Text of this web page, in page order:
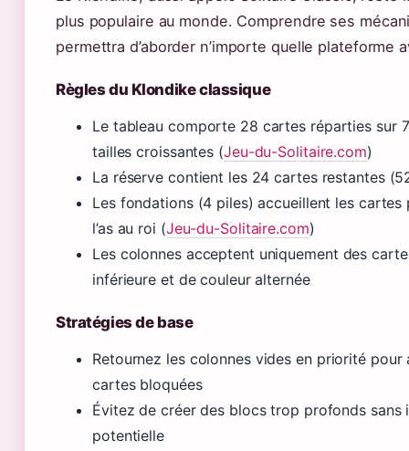
plus populaire au monde. Comprendre ses
permettra d’aborder n’importe quelle plateforme
Règles du Klondike classique
Le tableau comporte 28 cartes réparties sur
tailles croissantes (Jeu-du-Solitaire.com)
La réserve contient les 24 cartes restantes
Les fondations (4 piles) accueillent les cartes
l’as au roi (Jeu-du-Solitaire.com)
Les colonnes acceptent uniquement des
inférieure et de couleur alternée
Stratégies de base
Retournez les colonnes vides en priorité pour
cartes bloquées
Évitez de créer des blocs trop profonds sans
potentielle